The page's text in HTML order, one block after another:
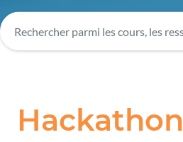
Hackathon